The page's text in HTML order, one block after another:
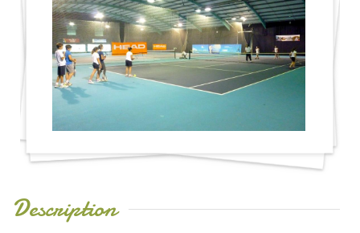
Description